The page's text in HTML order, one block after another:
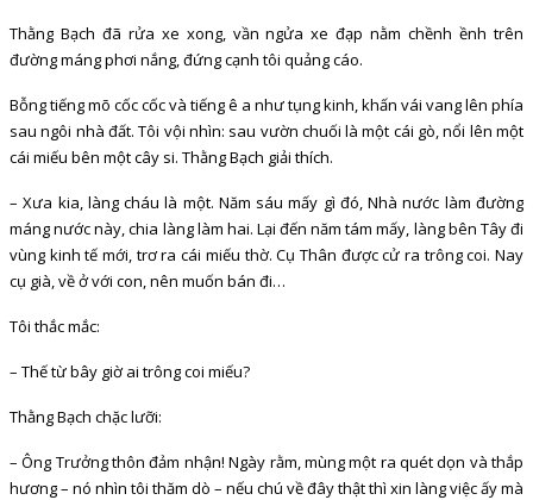
Thằng Bạch đã rửa xe xong, vần ngửa xe đạp nằm chềnh ềnh trên
đường máng phơi nắng, đứng cạnh tôi quảng cáo.
Bỗng tiếng mõ cốc cốc và tiếng ê a như tụng kinh, khấn vái vang lên phía
sau ngôi nhà đất. Tôi vội nhìn: sau vườn chuối là một cái gò, nổi lên một
cái miếu bên một cây si. Thằng Bạch giải thích.
– Xưa kia, làng cháu là một. Năm sáu mấy gì đó, Nhà nước làm đường
máng nước này, chia làng làm hai. Lại đến năm tám mấy, làng bên Tây đi
vùng kinh tế mới, trơ ra cái miếu thờ. Cụ Thân được cử ra trông coi. Nay
cụ già, về ở với con, nên muốn bán đi…
Tôi thắc mắc:
– Thế từ bây giờ ai trông coi miếu?
Thằng Bạch chặc lưỡi:
– Ông Trưởng thôn đảm nhận! Ngày rằm, mùng một ra quét dọn và thắp
hương – nó nhìn tôi thăm dò – nếu chú về đây thật thì xin làng việc ấy mà